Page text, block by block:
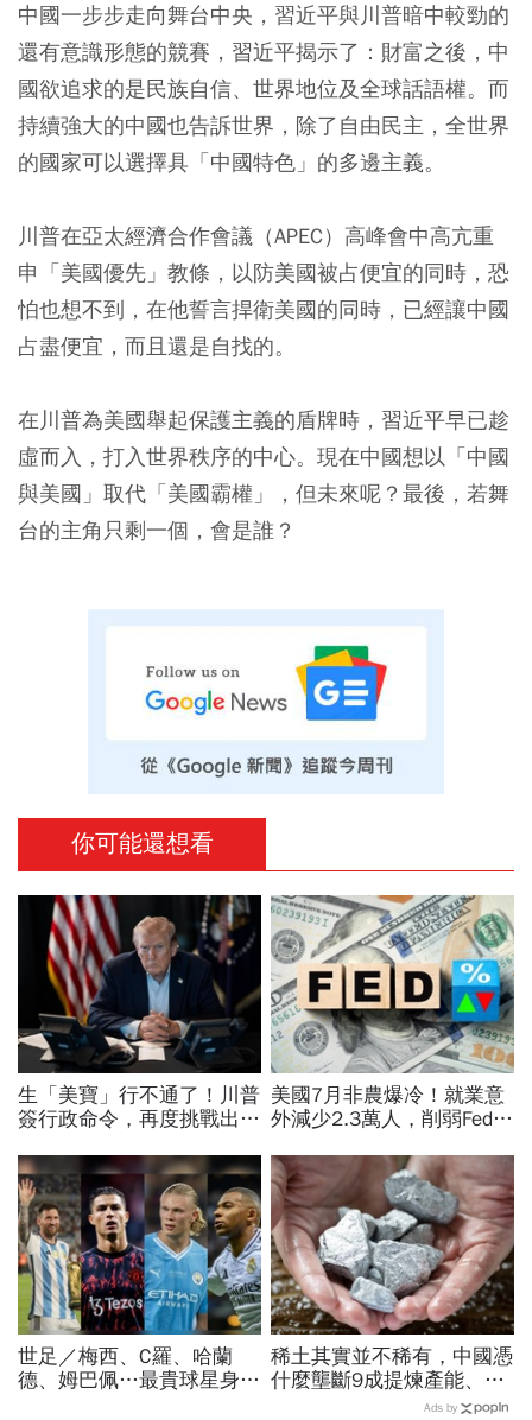
中國一步步走向舞台中央，習近平與川普暗中較勁的
還有意識形態的競賽，習近平揭示了：財富之後，中
國欲追求的是民族自信、世界地位及全球話語權。而
持續強大的中國也告訴世界，除了自由民主，全世界
的國家可以選擇具「中國特色」的多邊主義。
川普在亞太經濟合作會議（APEC）高峰會中高亢重
申「美國優先」教條，以防美國被占便宜的同時，恐
怕也想不到，在他誓言捍衛美國的同時，已經讓中國
占盡便宜，而且還是自找的。
在川普為美國舉起保護主義的盾牌時，習近平早已趁
虛而入，打入世界秩序的中心。現在中國想以「中國
與美國」取代「美國霸權」，但未來呢？最後，若舞
台的主角只剩一個，會是誰？
你可能還想看
生「美寶」行不通了！川普
簽行政命令，再度挑戰出生
允許花錢買進美國的資格
美國7月非農爆冷！就業意
外減少2.3萬人，削弱Fed升
創7個月來最佳單周
世足／梅西、C羅、哈蘭
德、姆巴佩…最貴球星身價
稀土其實並不稀有，中國憑
什麼壟斷9成提煉產能、掐
住川普脖子？洪財隆解析：
Ads by